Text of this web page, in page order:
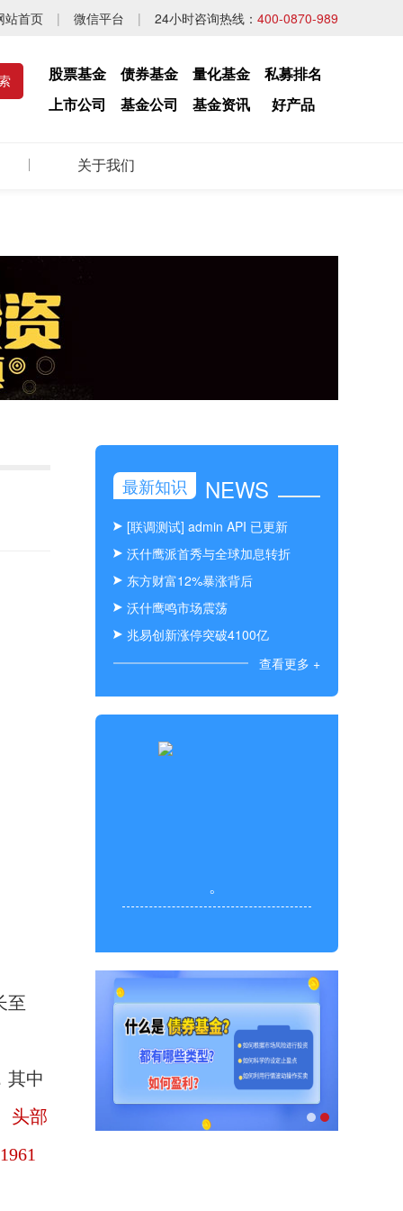
站首页 | 微信平台 | 24小时咨询热线： 400-0870-989
股票基金 债券基金 量化基金
私募排名
上市公司
基金公司 基金资讯 好产品
关于我们
至
其中
头部
最新知识 NEWS
[联调测试] admin API 已更新
沃什鹰派首秀与全球加息转折
东方财富12%暴涨背后
沃什鹰鸣市场震荡
兆易创新涨停突破4100亿
查看更多 +
。